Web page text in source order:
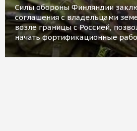
Силы обороны Финляндии
соглашения с владельцами
возле границы с Россией,
начать фортификационные